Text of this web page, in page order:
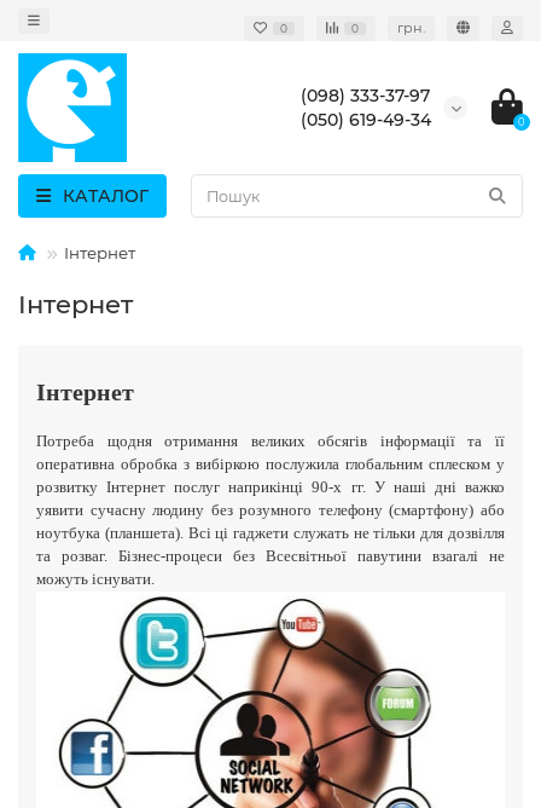
0 0 грн.
(098) 333-37-97
(050) 619-49-34
0
КАТАЛОГ
Інтернет
Інтернет
Інтернет
Потреба щодня отримання великих обсягів інформації та її
оперативна обробка з вибіркою послужила глобальним сплеском у
розвитку Інтернет послуг наприкінці 90-х гг. У наші дні важко
уявити сучасну людину без розумного телефону (смартфону) або
ноутбука (планшета). Всі ці гаджети служать не тільки для дозвілля
та розваг. Бізнес-процеси без Всесвітньої павутини взагалі не
можуть існувати.